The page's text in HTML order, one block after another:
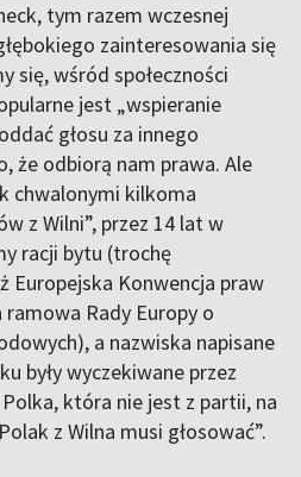
tym razem wczesnej
zainteresowania się
się, wśród społeczności
jest „wspieranie
głosu za innego
że odbiorą nam prawa. Ale
chwalonymi kilkoma
z Wilni”, przez 14 lat w
racji bytu (trochę
Europejska Konwencja praw
ramowa Rady Europy o
a nazwiska napisane
były wyczekiwane przez
która nie jest z partii, na
z Wilna musi głosować”.